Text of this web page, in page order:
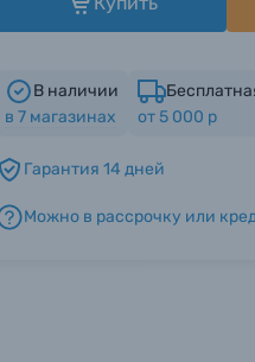
В наличии
в 7магазинах
от 5 000 р
Гарантия 14 дней
Можно в рассрочку или